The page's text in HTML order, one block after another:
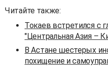
Читайте также:
Токаев встретился с
"Центральная Азия –
В Астане шестерых
похищение и